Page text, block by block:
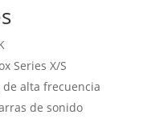
Series X/S
alta frecuencia
de sonido